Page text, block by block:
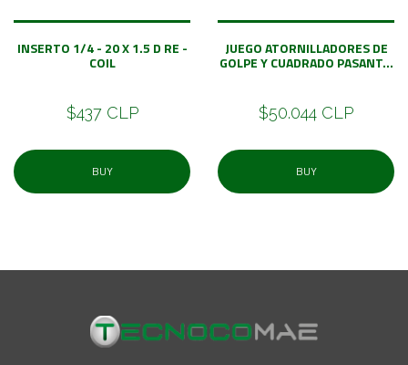
INSERTO 1/4 - 20 X 1.5 D RE -
COIL
$437 CLP
BUY
JUEGO ATORNILLADORES DE
GOLPE Y CUADRADO PASANT...
$50.044 CLP
BUY